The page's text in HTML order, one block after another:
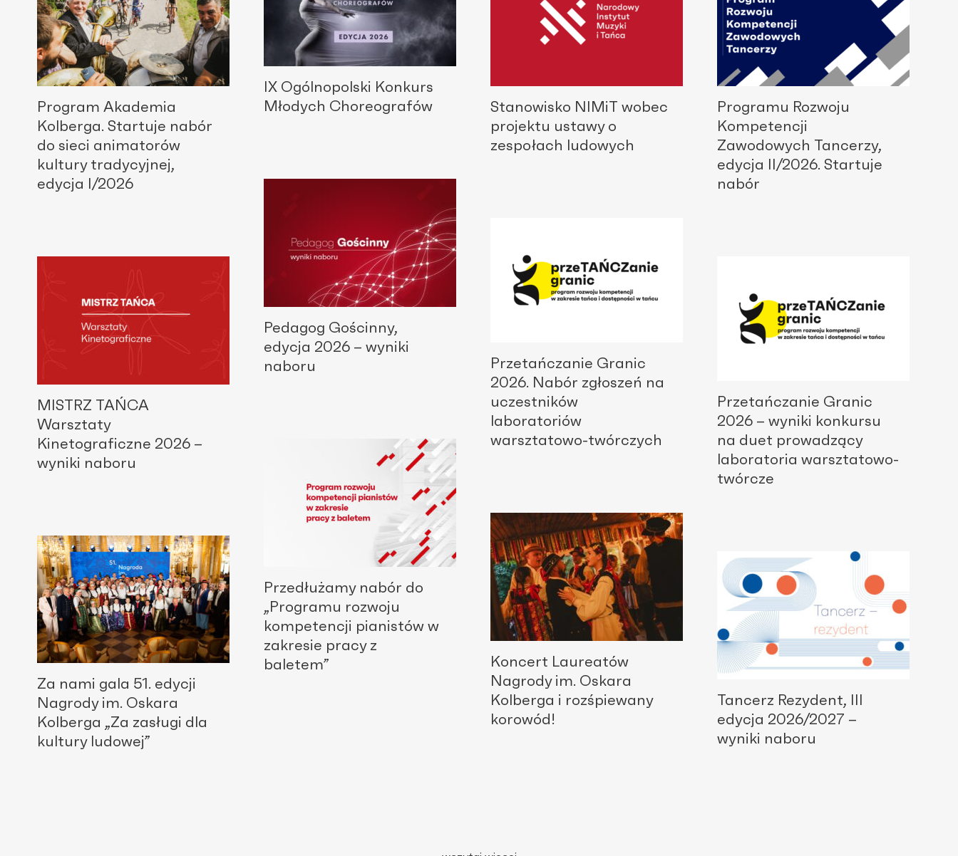
Program Akademia
Kolberga. Startuje nabór
do sieci animatorów
kultury tradycyjnej,
edycja I/2026
IX Ogólnopolski Konkurs
Młodych Choreografów
Stanowisko NIMiT wobec
projektu ustawy o
zespołach ludowych
Programu Rozwoju
Kompetencji
Zawodowych Tancerzy,
edycja II/2026. Startuje
nabór
Pedagog Gościnny,
edycja 2026 – wyniki
naboru
Przetańczanie Granic
2026. Nabór zgłoszeń na
uczestników
laboratoriów
warsztatowo-twórczych
MISTRZ TAŃCA
Warsztaty
Kinetograficzne 2026 –
wyniki naboru
Przetańczanie Granic
2026 – wyniki konkursu
na duet prowadzący
laboratoria warsztatowo-
twórcze
Przedłużamy nabór do
„Programu rozwoju
kompetencji pianistów w
zakresie pracy z
baletem”
Koncert Laureatów
Nagrody im. Oskara
Kolberga i rozśpiewany
korowód!
Za nami gala 51. edycji
Nagrody im. Oskara
Kolberga „Za zasługi dla
kultury ludowej”
Tancerz Rezydent, III
edycja 2026/2027 –
wyniki naboru